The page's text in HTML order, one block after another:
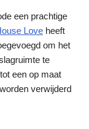
een prachtige
Love heeft
om het
te
een op maat
verwijderd